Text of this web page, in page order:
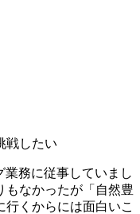
戦したい
務に従事していまし
もなかったが「自然豊
くからには面白いこ